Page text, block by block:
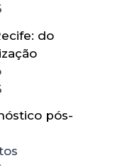
do
pós-